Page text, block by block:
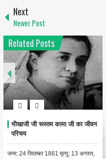
Next
Newer Post
Related Posts
भीखाजी जी रूस्तम कामा जी का जीवन
परिचय
जन्म: 24 सितम्बर 1861 मृत्यु: 13 अगस्त,